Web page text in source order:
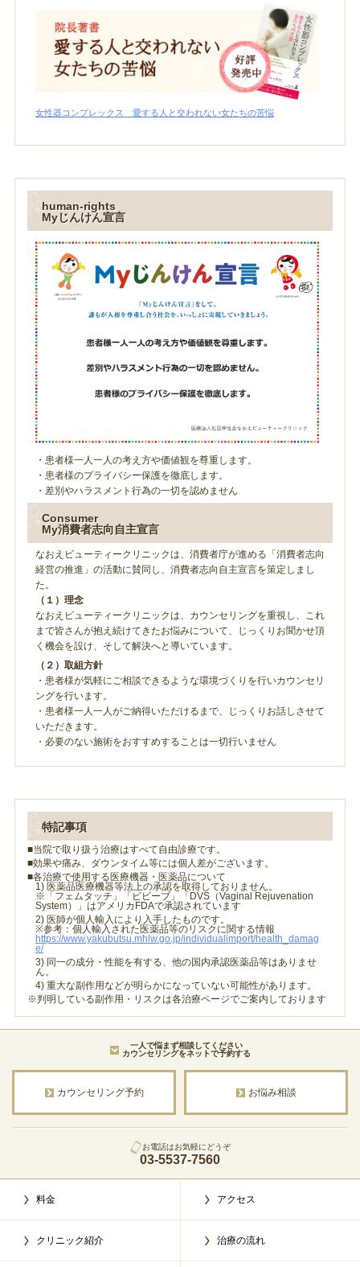
女性器コンプレックス 愛する人と交われない女たちの苦悩
human-rights
Myじんけん宣言
・患者様一人一人の考え方や価値観を尊重します。
・患者様のプライバシー保護を徹底します。
・差別やハラスメント行為の一切を認めません
Consumer
My消費者志向自主宣言
なおえビューティークリニックは、消費者庁が進める「消費者志向
経営の推進」の活動に賛同し、消費者志向自主宣言を策定しまし
た。
（１）理念
なおえビューティークリニックは、カウンセリングを重視し、これ
まで皆さんが抱え続けてきたお悩みについて、じっくりお聞かせ頂
く機会を設け、そして解決へと導いています。
（２）取組方針
・患者様が気軽にご相談できるような環境づくりを行いカウンセリ
ングを行います。
・患者様一人一人がご納得いただけるまで、じっくりお話しさせて
いただきます。
・必要のない施術をおすすめすることは一切行いません
特記事項
■当院で取り扱う治療はすべて自由診療です。
■効果や痛み、ダウンタイム等には個人差がございます。
■各治療で使用する医療機器・医薬品について
1) 医薬品医療機器等法上の承認を取得しておりません。
※「フェムタッチ」「ビビーブ」「DVS（Vaginal Rejuvenation
System）」はアメリカFDAで承認されています
2) 医師が個人輸入により入手したものです。
※参考：個人輸入された医薬品等のリスクに関する情報
https://www.yakubutsu.mhlw.go.jp/individualimport/health_damag
e/
3) 同一の成分・性能を有する、他の国内承認医薬品等はありませ
ん。
4) 重大な副作用などが明らかになっていない可能性があります。
※判明している副作用・リスクは各治療ページでご案内しております
一人で悩まず相談してください
カウンセリングをネットで予約する
カウンセリング予約 お悩み相談
お電話はお気軽にどうぞ
03-5537-7560
料金 アクセス
クリニック紹介 治療の流れ